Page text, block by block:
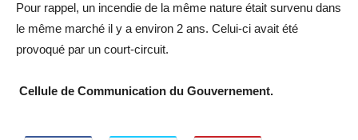
Pour rappel, un incendie de la même nature était survenu dans
le même marché il y a environ 2 ans. Celui-ci avait été
provoqué par un court-circuit.
Cellule de Communication du Gouvernement.